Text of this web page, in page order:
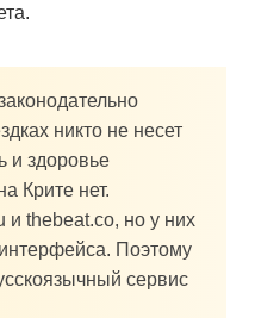
никто не несет
и здоровье
Крите нет.
и thebeat.co, но у них
Поэтому
сервис